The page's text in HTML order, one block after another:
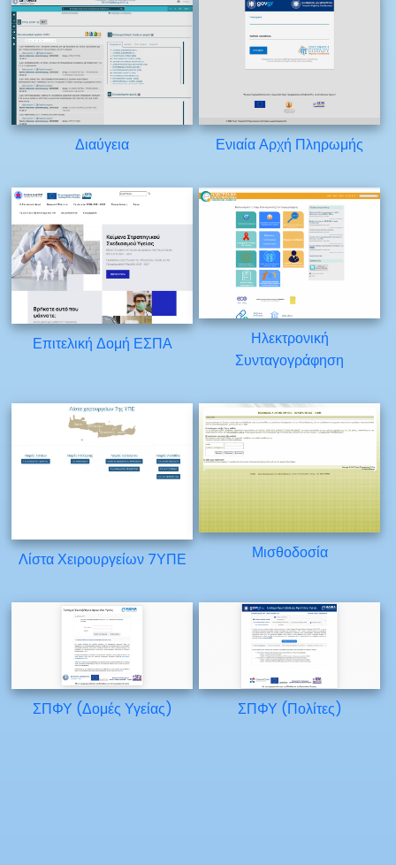
Διαύγεια Ενιαία Αρχή Πληρωμής
Επιτελική Δομή ΕΣΠΑ
Ηλεκτρονική
Συνταγογράφηση
Λίστα Χειρουργείων 7ΥΠΕ Μισθοδοσία
ΣΠΦΥ (Δομές Υγείας) ΣΠΦΥ (Πολίτες)